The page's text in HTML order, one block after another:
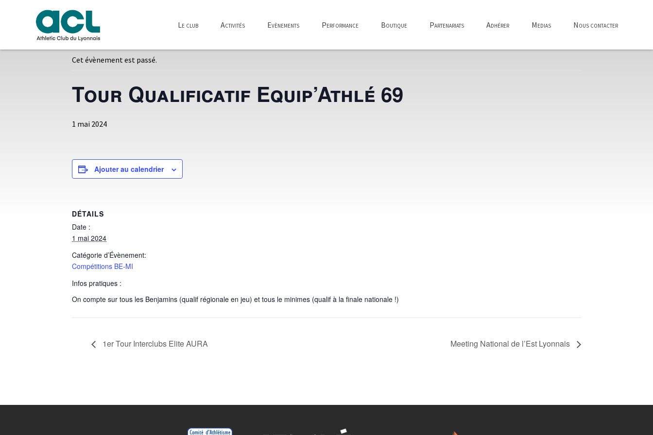
Le club Activités Evènements Performance Boutique Partenariats Adhérer Medias Nous contacter
« Tous les Évènements
Cet évènement est passé.
Tour Qualificatif Equip’Athlé 69
1 mai 2024
Ajouter au calendrier
DÉTAILS
Date :
1 mai 2024
Catégorie d’Évènement:
Compétitions BE-MI
Infos pratiques :
On compte sur tous les Benjamins (qualif régionale en jeu) et tous le minimes (qualif à la finale nationale !)
1er Tour Interclubs Elite AURA Meeting National de l’Est Lyonnais